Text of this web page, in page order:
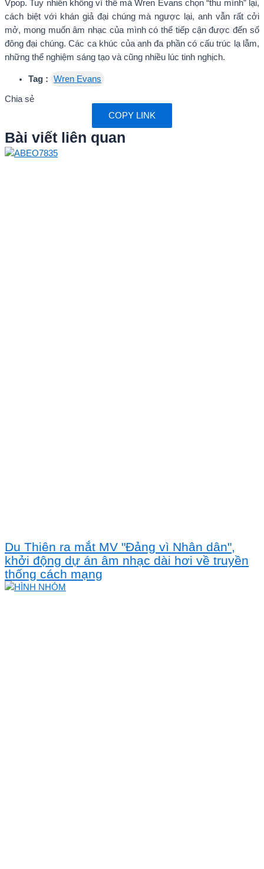
Vpop. Tuy nhiên không vì thế mà Wren Evans chọn “thu mình” lại,
cách biệt với khán giả đại chúng mà ngược lại, anh vẫn rất cởi
mở, mong muốn âm nhạc của mình có thể tiếp cận được đến số
đông đại chúng. Các ca khúc của anh đa phần có cấu trúc lạ lẫm,
những thể nghiệm sáng tạo và cũng nhiều lúc tinh nghịch.
Tag : Wren Evans
Chia sẻ
COPY LINK
Bài viết liên quan
Du Thiên ra mắt MV "Đảng vì Nhân dân",
khởi động dự án âm nhạc dài hơi về truyền
thống cách mạng